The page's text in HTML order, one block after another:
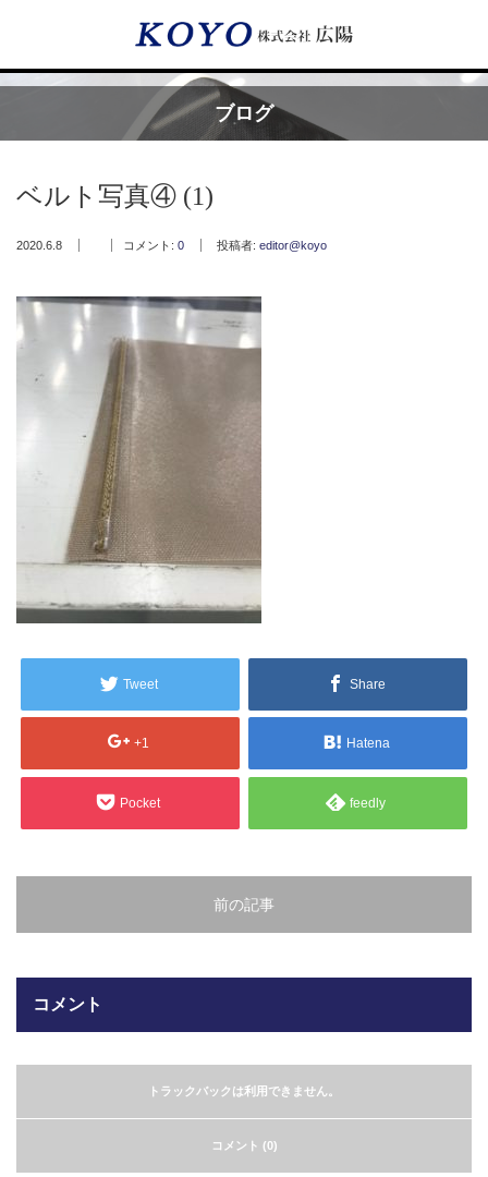
ブログ
ベルト写真④ (1)
2020.6.8 コメント: 0 投稿者: editor@koyo
Tweet Share
+1 Hatena
Pocket feedly
前の記事
コメント
トラックバックは利用できません。
コメント (0)
Menu
フッ素樹脂コーティング
フッ素樹脂ベルト
取付工事・メンテナンス
販売製品
よくある質問
カビこんばいカタログ（PDF）
ガラスクロスHT-FLカタログ（PDF）
お問合わせ
最近の記事
今まで使用が出来ないとされていた小
型ベルトコンベアでも使用可能なフッ
素樹脂ベルトを開発…
トタイプのコンベアーベルトです。ベ
MFテープ剥離試験①内容機材SUS304
を固定し、テスト機材を引張り試験機
今、結露、湿気などの問い合わせが増
が、冷蔵庫、…
印刷塗工工程で溶剤系塗料をご使用の